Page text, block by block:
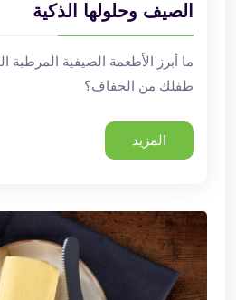
الصيف وحلولها الذكية
ما أبرز الأطعمة الصيفية
طفلك من الجفاف؟
المزيد